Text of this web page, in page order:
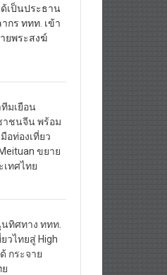
ด้เป็นประธาน
กร ททท. เข้า
ยพระสงฆ์
มเยือน
ชนจีน พร้อม
อท่องเที่ยว
ขยาย
ทศไทย
ทิศทาง ททท.
วไทยสู่ High
กระจาย